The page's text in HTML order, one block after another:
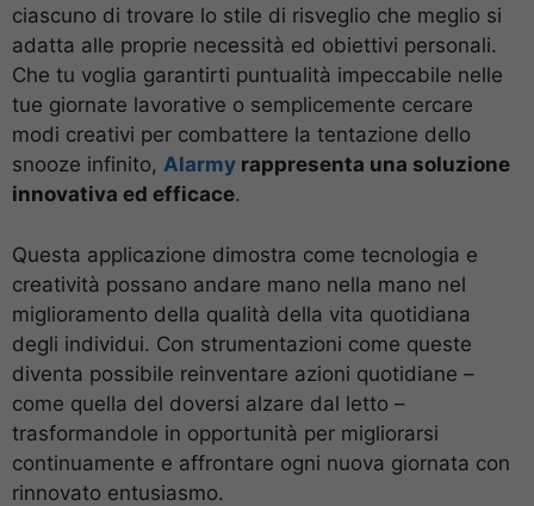
ciascuno di trovare lo stile di risveglio che meglio si
adatta alle proprie necessità ed obiettivi personali.
Che tu voglia garantirti puntualità impeccabile nelle
tue giornate lavorative o semplicemente cercare
modi creativi per combattere la tentazione dello
snooze infinito, Alarmy rappresenta una soluzione
innovativa ed efficace.
Questa applicazione dimostra come tecnologia e
creatività possano andare mano nella mano nel
miglioramento della qualità della vita quotidiana
degli individui. Con strumentazioni come queste
diventa possibile reinventare azioni quotidiane –
come quella del doversi alzare dal letto –
trasformandole in opportunità per migliorarsi
continuamente e affrontare ogni nuova giornata con
rinnovato entusiasmo.